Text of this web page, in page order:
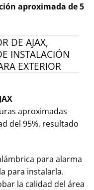
aproximada de 5
DE AJAX,
INSTALACIÓN
EXTERIOR
aproximadas
del 95%, resultado
para alarma
para instalarla.
la calidad del área